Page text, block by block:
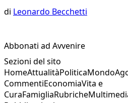
di Leonardo Becchetti
Abbonati ad Avvenire
Sezioni del sito
HomeAttualitàPoliticaMondo
CommentiEconomiaVita e
CuraFamigliaRubriche